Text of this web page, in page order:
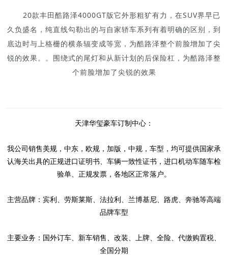
20款丰田酷路泽4000GT版它外形粗犷有力，在SUV界早已
久负盛名，纯直线勾勒出的与自家轿车系列有着明确的区别，到
底边时与上格栅的横条辐变成等宽，为酷路泽整个前脸增加了尖
锐的效果。。围绕式的尾灯和从新计划的后保险杠，为酷路泽整
个前脸增加了尖锐的效果
天津华玺豪车订制中心：
我公司销售美规，中东，欧规，加版，中规，车型，均可提供国家承
认海关出具的正规进口证明书、车辆一致性证书，进口机动车随车检
验单、正规发票，各地区正常落户。
主营品牌：宾利、劳斯莱斯、法拉利、兰博基尼、路虎、奔驰等高端
品牌车型
主要业务：国外订车、新车销售、改装、上牌、全险、代缴购置税、
全国分期